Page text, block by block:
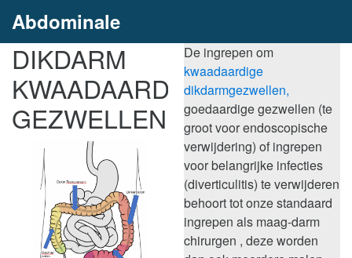
Abdominale
Heelkunde
Herentals
DIKDARM
KWAADAARDIGE
GEZWELLEN
De ingrepen om
kwaadaardige
dikdarmgezwellen,
goedaardige gezwellen (te
groot voor endoscopische
verwijdering) of ingrepen
voor belangrijke infecties
(diverticulitis) te verwijderen
behoort tot onze standaard
ingrepen als maag-darm
chirurgen , deze worden